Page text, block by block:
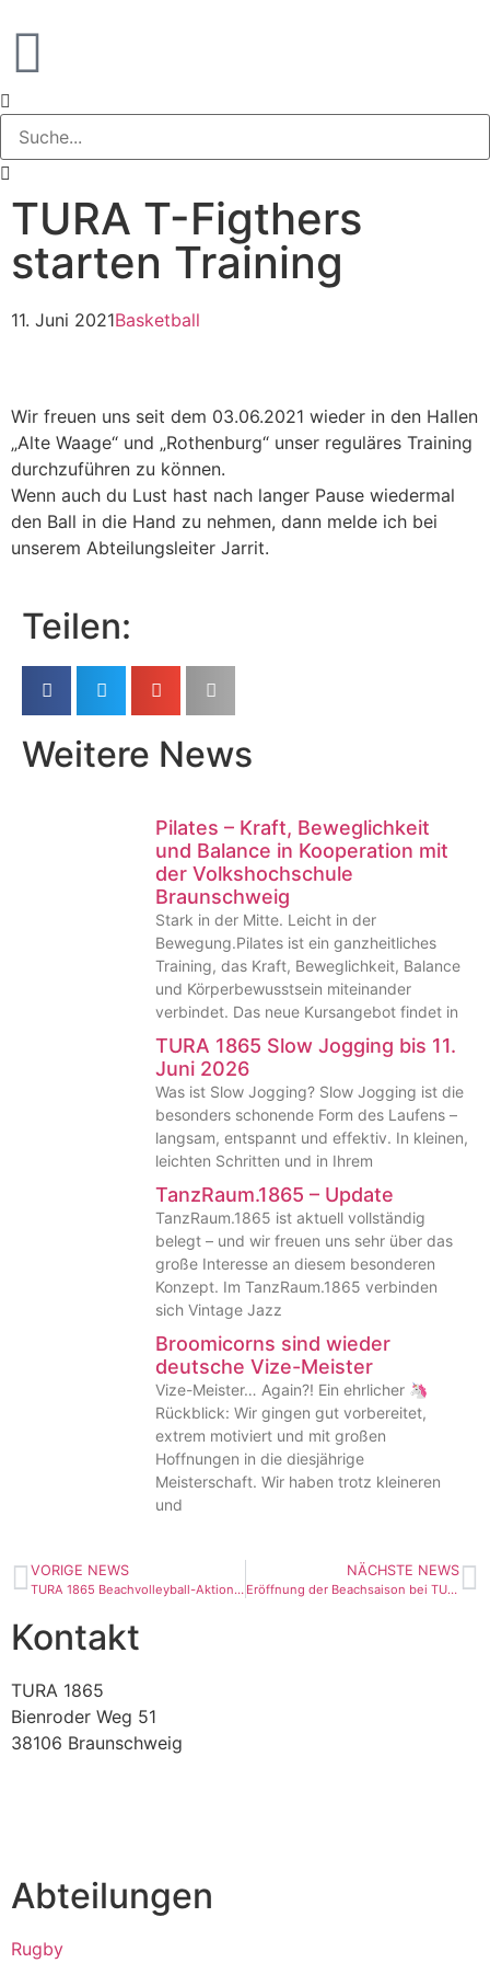
TURA T-Figthers
starten Training
11. Juni 2021Basketball
Wir freuen uns seit dem 03.06.2021 wieder in den Hallen
„Alte Waage“ und „Rothenburg“ unser reguläres Training
durchzuführen zu können.
Wenn auch du Lust hast nach langer Pause wiedermal
den Ball in die Hand zu nehmen, dann melde ich bei
unserem Abteilungsleiter Jarrit.
Teilen:
Weitere News
Pilates – Kraft, Beweglichkeit
und Balance in Kooperation mit
der Volkshochschule
Braunschweig
Stark in der Mitte. Leicht in der
Bewegung.Pilates ist ein ganzheitliches
Training, das Kraft, Beweglichkeit, Balance
und Körperbewusstsein miteinander
verbindet. Das neue Kursangebot findet in
TURA 1865 Slow Jogging bis 11.
Juni 2026
Was ist Slow Jogging? Slow Jogging ist die
besonders schonende Form des Laufens –
langsam, entspannt und effektiv. In kleinen,
leichten Schritten und in Ihrem
TanzRaum.1865 – Update
TanzRaum.1865 ist aktuell vollständig
belegt – und wir freuen uns sehr über das
große Interesse an diesem besonderen
Konzept. Im TanzRaum.1865 verbinden
sich Vintage Jazz
Broomicorns sind wieder
deutsche Vize-Meister
Vize-Meister… Again?! Ein ehrlicher 🦄
Rückblick: Wir gingen gut vorbereitet,
extrem motiviert und mit großen
Hoffnungen in die diesjährige
Meisterschaft. Wir haben trotz kleineren
und
VORIGE NEWS
TURA 1865 Beachvolleyball-Aktion am 12.06.2021
NÄCHSTE NEWS
Eröffnung der Beachsaison bei TURA 1865
Kontakt
TURA 1865
Bienroder Weg 51
38106 Braunschweig
Abteilungen
Rugby